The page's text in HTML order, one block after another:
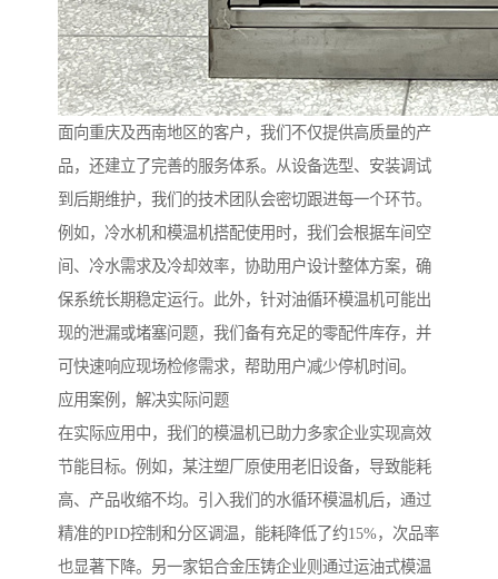
面向重庆及西南地区的客户，我们不仅提供高质量的产
品，还建立了完善的服务体系。从设备选型、安装调试
到后期维护，我们的技术团队会密切跟进每一个环节。
例如，冷水机和模温机搭配使用时，我们会根据车间空
间、冷水需求及冷却效率，协助用户设计整体方案，确
保系统长期稳定运行。此外，针对油循环模温机可能出
现的泄漏或堵塞问题，我们备有充足的零配件库存，并
可快速响应现场检修需求，帮助用户减少停机时间。
应用案例，解决实际问题
在实际应用中，我们的模温机已助力多家企业实现高效
节能目标。例如，某注塑厂原使用老旧设备，导致能耗
高、产品收缩不均。引入我们的水循环模温机后，通过
精准的PID控制和分区调温，能耗降低了约15%，次品率
也显著下降。另一家铝合金压铸企业则通过运油式模温